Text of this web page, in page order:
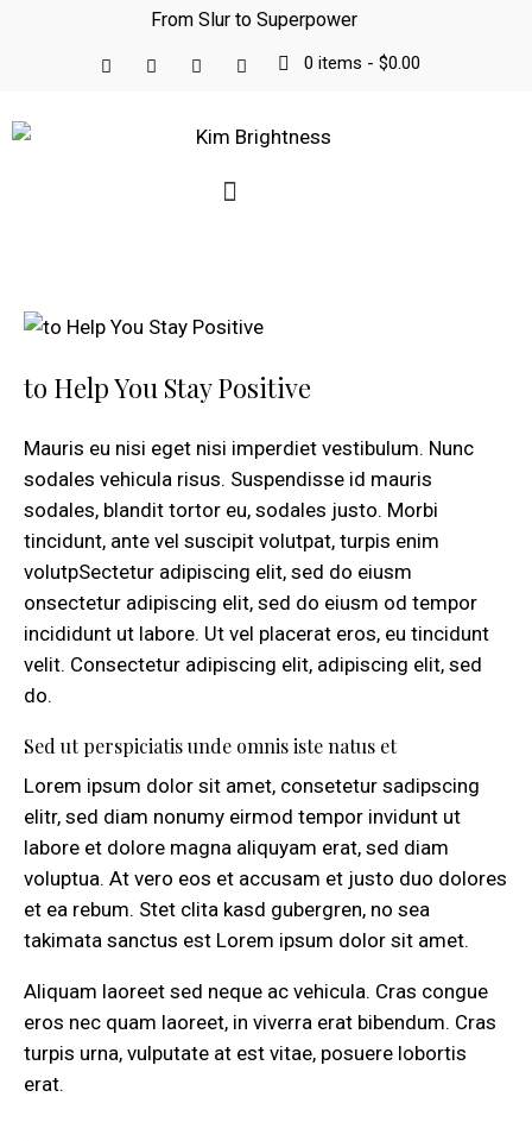
From Slur to Superpower
0 items - $0.00
to Help You Stay Positive
Mauris eu nisi eget nisi imperdiet vestibulum. Nunc
sodales vehicula risus. Suspendisse id mauris
sodales, blandit tortor eu, sodales justo. Morbi
tincidunt, ante vel suscipit volutpat, turpis enim
volutpSectetur adipiscing elit, sed do eiusm
onsectetur adipiscing elit, sed do eiusm od tempor
incididunt ut labore. Ut vel placerat eros, eu tincidunt
velit. Consectetur adipiscing elit, adipiscing elit, sed
do.
Sed ut perspiciatis unde omnis iste natus et
Lorem ipsum dolor sit amet, consetetur sadipscing
elitr, sed diam nonumy eirmod tempor invidunt ut
labore et dolore magna aliquyam erat, sed diam
voluptua. At vero eos et accusam et justo duo dolores
et ea rebum. Stet clita kasd gubergren, no sea
takimata sanctus est Lorem ipsum dolor sit amet.
Aliquam laoreet sed neque ac vehicula. Cras congue
eros nec quam laoreet, in viverra erat bibendum. Cras
turpis urna, vulputate at est vitae, posuere lobortis
erat.